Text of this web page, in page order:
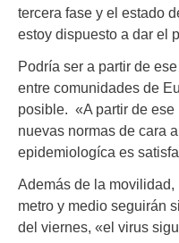
tercera fase y el estado
estoy dispuesto a dar el
Podría ser a partir de
entre comunidades de
posible. «A partir de
nuevas normas de cara
epidemiologíca es
Además de la
metro y medio seguirán
del viernes, «el virus